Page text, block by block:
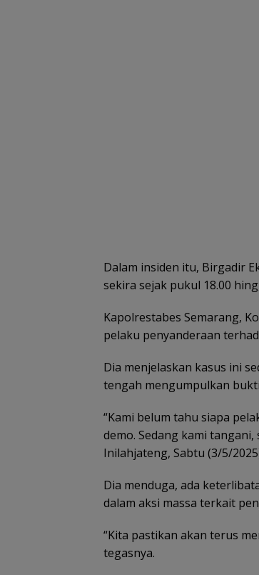
Dalam insiden itu, Birgadir
sekira sejak pukul 18.00
Kapolrestabes Semarang,
pelaku penyanderaan
Dia menjelaskan kasus ini
tengah mengumpulkan
“Kami belum tahu siapa
demo. Sedang kami
Inilahjateng, Sabtu (3/5/
Dia menduga, ada
dalam aksi massa terkait
“Kita pastikan akan terus
tegasnya.